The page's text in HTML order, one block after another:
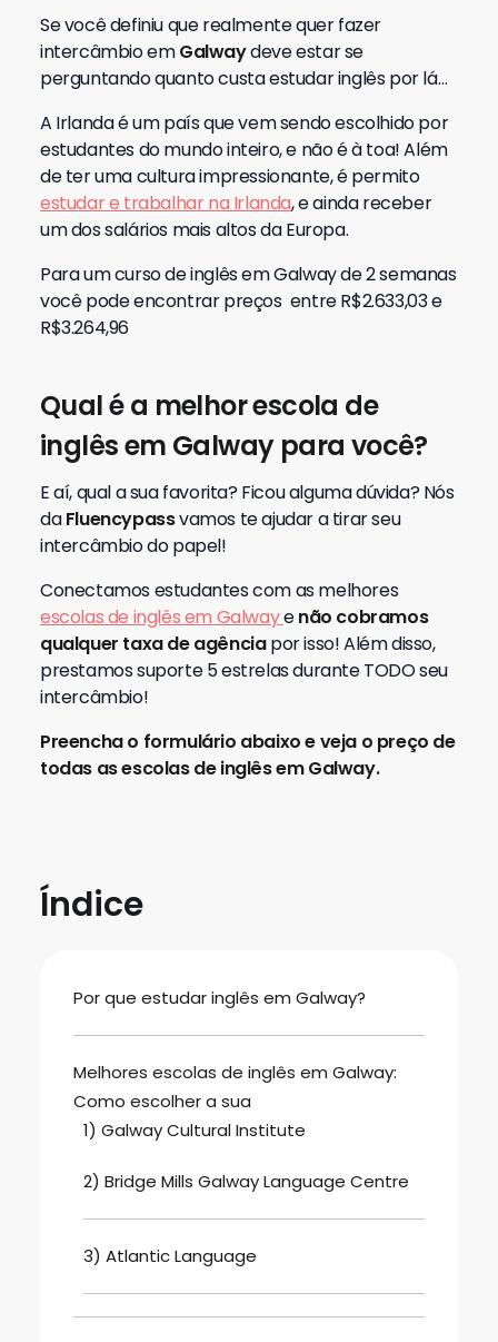
Se você definiu que realmente quer fazer
intercâmbio emGalwaydeve estar se
perguntando quanto custa estudar inglês por lá…
A Irlanda é um país que vem sendo escolhido por
estudantes do mundo inteiro, e não é à toa! Além
de ter uma cultura impressionante, é permito
estudar e trabalhar na Irlanda, e ainda receber
um dos salários mais altos da Europa.
Para um curso de inglês em Galway de 2 semanas
você pode encontrar preços entre R$2.633,03 e
R$3.264,96
Qual é a melhor escola de
inglês em Galway para você?
E aí, qual a sua favorita? Ficou alguma dúvida? Nós
daFluencypassvamos te ajudar a tirar seu
intercâmbio do papel!
Conectamos estudantes com as melhores
escolas de inglês em Galwayenão cobramos
qualquer taxa de agênciapor isso! Além disso,
prestamos suporte 5 estrelas durante TODO seu
intercâmbio!
Preencha o formulário abaixo e veja o preço de
todas as escolas de inglês em Galway.
Índice
Por que estudar inglês em Galway?
Melhores escolas de inglês em Galway:
Como escolher a sua
1) Galway Cultural Institute
2) Bridge Mills Galway Language Centre
3) Atlantic Language